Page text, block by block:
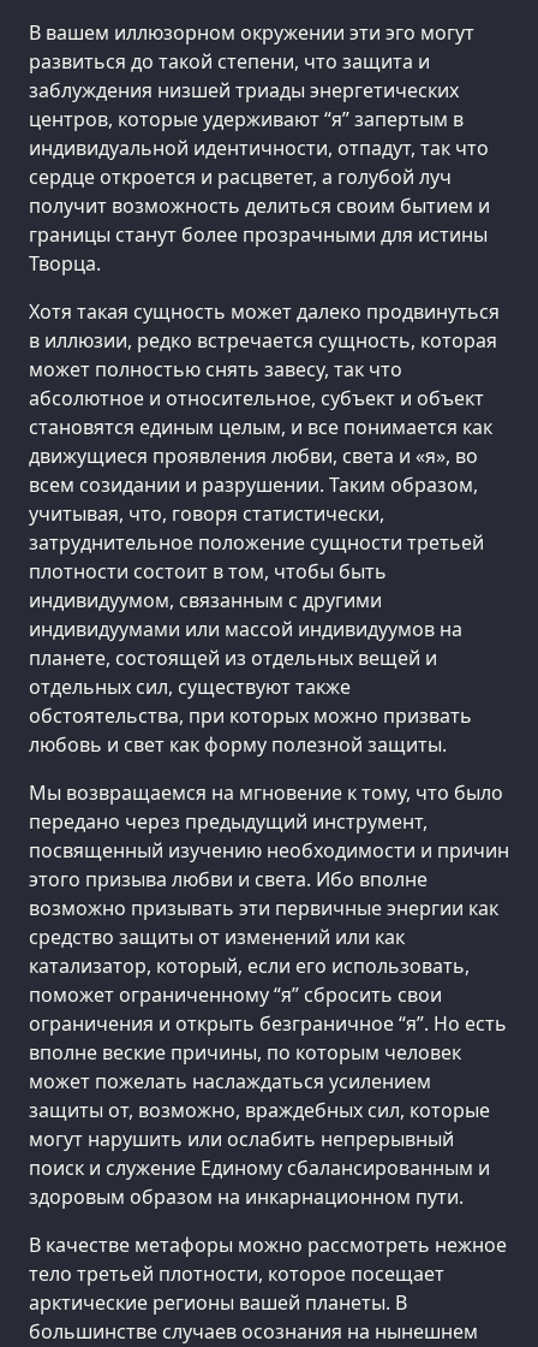
В вашем иллюзорном окружении эти эго могут
развиться до такой степени, что защита и
заблуждения низшей триады энергетических
центров, которые удерживают “я” запертым в
индивидуальной идентичности, отпадут, так что
сердце откроется и расцветет, а голубой луч
получит возможность делиться своим бытием и
границы станут более прозрачными для истины
Творца.
Хотя такая сущность может далеко продвинуться
в иллюзии, редко встречается сущность, которая
может полностью снять завесу, так что
абсолютное и относительное, субъект и объект
становятся единым целым, и все понимается как
движущиеся проявления любви, света и «я», во
всем созидании и разрушении. Таким образом,
учитывая, что, говоря статистически,
затруднительное положение сущности третьей
плотности состоит в том, чтобы быть
индивидуумом, связанным с другими
индивидуумами или массой индивидуумов на
планете, состоящей из отдельных вещей и
отдельных сил, существуют также
обстоятельства, при которых можно призвать
любовь и свет как форму полезной защиты.
Мы возвращаемся на мгновение к тому, что было
передано через предыдущий инструмент,
посвященный изучению необходимости и причин
этого призыва любви и света. Ибо вполне
возможно призывать эти первичные энергии как
средство защиты от изменений или как
катализатор, который, если его использовать,
поможет ограниченному “я” сбросить свои
ограничения и открыть безграничное “я”. Но есть
вполне веские причины, по которым человек
может пожелать наслаждаться усилением
защиты от, возможно, враждебных сил, которые
могут нарушить или ослабить непрерывный
поиск и служение Единому сбалансированным и
здоровым образом на инкарнационном пути.
В качестве метафоры можно рассмотреть нежное
тело третьей плотности, которое посещает
арктические регионы вашей планеты. В
большинстве случаев осознания на нынешнем